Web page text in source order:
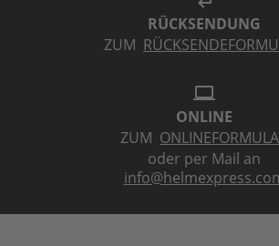
RÜCKSENDUNG
ZUM
laptop
ONLINE
ZUM
oder per Mail an